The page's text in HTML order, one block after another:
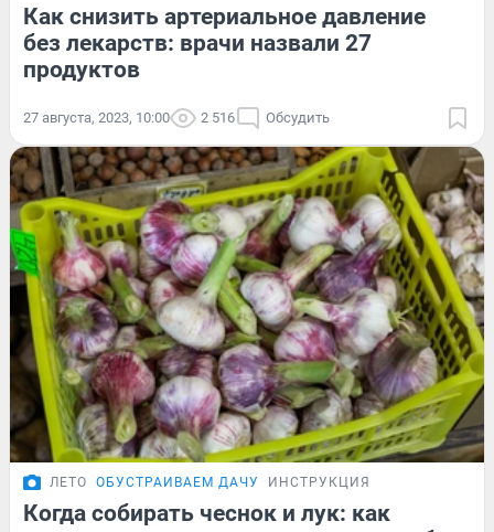
Как снизить артериальное давление
без лекарств: врачи назвали 27
продуктов
27 августа, 2023, 10:00 2 516 Обсудить
ЛЕТО ОБУСТРАИВАЕМ ДАЧУ ИНСТРУКЦИЯ
Когда собирать чеснок и лук: как